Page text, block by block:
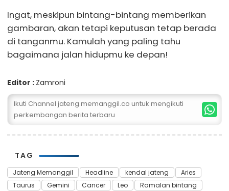
Ingat, meskipun bintang-bintang memberikan
gambaran, akan tetapi keputusan tetap berada
di tanganmu. Kamulah yang paling tahu
bagaimana jalan hidupmu ke depan!
Editor : Zamroni
Ikuti Channel jateng.memanggil.co untuk mengikuti
perkembangan berita terbaru
TAG
Jateng Memanggil Headline kendal jateng
Aries
Taurus
Gemini Cancer Leo
Ramalan bintang